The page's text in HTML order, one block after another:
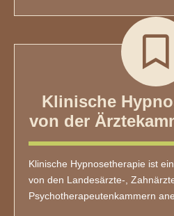
Klinische
von der
Klinische Hypnosetherapie ist
von den Landesärzte-,
Psychotherapeutenkammern